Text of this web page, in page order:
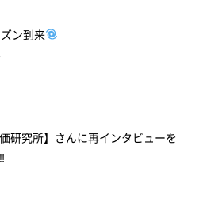
ン到来
価研究所】さんに再インタビューを